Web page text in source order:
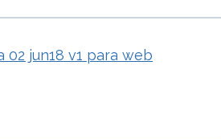
02 jun18 v1 para web